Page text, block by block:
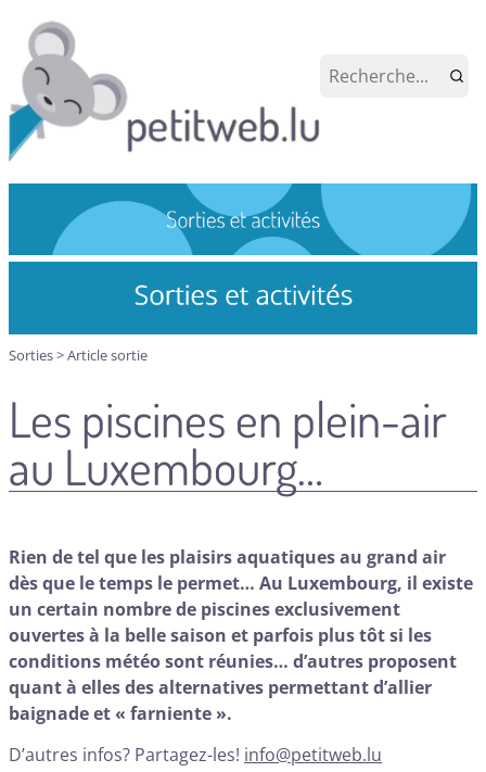
Sorties>Article sortie
Les piscines en plein-air
au Luxembourg…
Rien de tel que les plaisirs aquatiques au grand air
dès que le temps le permet… Au Luxembourg, il existe
un certain nombre de piscines exclusivement
ouvertes à la belle saison et parfois plus tôt si les
conditions météo sont réunies… d’autres proposent
quant à elles des alternatives permettant d’allier
baignade et « farniente ».
D’autres infos? Partagez-les! info@petitweb.lu